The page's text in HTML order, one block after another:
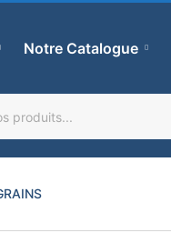
Notre Catalogue